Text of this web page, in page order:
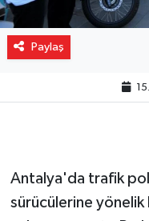
Paylaş
Antalya'da trafik
sürücülerine yönelik